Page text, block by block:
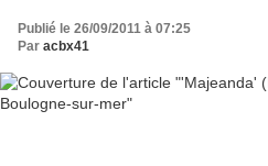
Publié le 26/09/2011 à 07:25
Par acbx41